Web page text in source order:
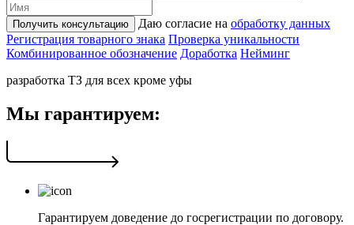
Получить консультацию Даю согласие на обработку данных
Регистрация товарного знака Проверка уникальности
Комбинированное обозначение Доработка Нейминг
разработка ТЗ для всех кроме уфы
Мы гарантируем:
Гарантируем доведение до госрегистрации по договору.